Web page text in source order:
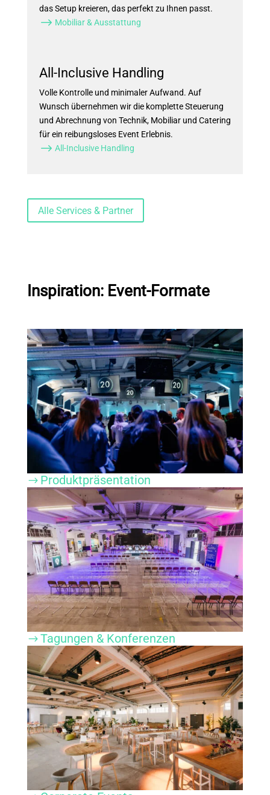
das Setup kreieren, das perfekt zu Ihnen passt.
$ Mobiliar & Ausstattung
All-Inclusive Handling
Volle Kontrolle und minimaler Aufwand. Auf
Wunsch übernehmen wir die komplette Steuerung
und Abrechnung von Technik, Mobiliar und Catering
für ein reibungsloses Event Erlebnis.
$ All-Inclusive Handling
Alle Services & Partner
Inspiration: Event-Formate
$ Produktpräsentation
$ Tagungen & Konferenzen